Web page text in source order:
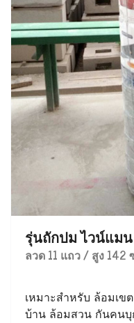
รุ่นถักปม ไวน์แม
ลวด 11 แถว / สูง 142
เหมาะสำหรับ ล้อมเ
บ้าน ล้อมสวน กันคนบุ